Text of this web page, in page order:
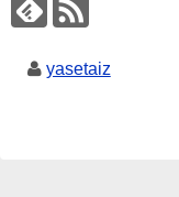
yasetaiz